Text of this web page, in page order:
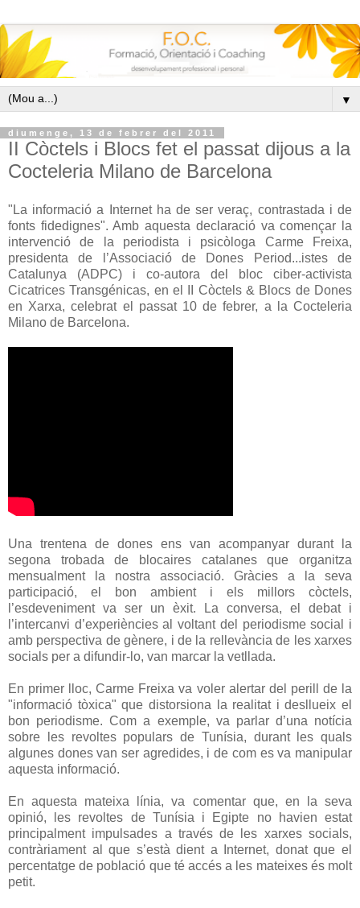
▼
diumenge, 13 de febrer del 2011
II Còctels i Blocs fet el passat dijous a la
Cocteleria Milano de Barcelona
"La informació a Internet ha de ser veraç, contrastada i de
fonts fidedignes". Amb aquesta declaració va començar la
intervenció de la periodista i psicòloga Carme Freixa,
presidenta de l’Associació de Dones Period...istes de
Catalunya (ADPC) i co-autora del bloc ciber-activista
Cicatrices Transgénicas, en el II Còctels & Blocs de Dones
en Xarxa, celebrat el passat 10 de febrer, a la Cocteleria
Milano de Barcelona.
Una trentena de dones ens van acompanyar durant la
segona trobada de blocaires catalanes que organitza
mensualment la nostra associació. Gràcies a la seva
participació, el bon ambient i els millors còctels,
l’esdeveniment va ser un èxit. La conversa, el debat i
l’intercanvi d’experiències al voltant del periodisme social i
amb perspectiva de gènere, i de la rellevància de les xarxes
socials per a difundir-lo, van marcar la vetllada.
En primer lloc, Carme Freixa va voler alertar del perill de la
"informació tòxica" que distorsiona la realitat i desllueix el
bon periodisme. Com a exemple, va parlar d’una notícia
sobre les revoltes populars de Tunísia, durant les quals
algunes dones van ser agredides, i de com es va manipular
aquesta informació.
En aquesta mateixa línia, va comentar que, en la seva
opinió, les revoltes de Tunísia i Egipte no havien estat
principalment impulsades a través de les xarxes socials,
contràriament al que s’està dient a Internet, donat que el
percentatge de població que té accés a les mateixes és molt
petit.